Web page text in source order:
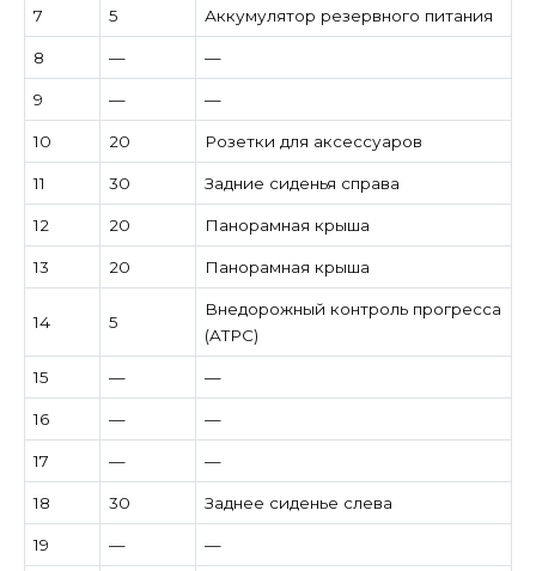
7 5 Аккумулятор резервного питания
8 — —
9 — —
10 20 Розетки для аксессуаров
11 30 Задние сиденья справа
12 20 Панорамная крыша
13 20 Панорамная крыша
14 5
Внедорожный контроль прогресса
(ATPC)
15 — —
16 — —
17 — —
18 30 Заднее сиденье слева
19 — —